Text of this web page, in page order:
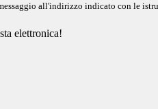
all'indirizzo indicato con le
elettronica!